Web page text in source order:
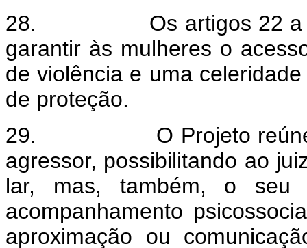
28.
Os artigos 22
garantir às mulheres o
de violência e uma
de proteção.
29.
O Projeto
agressor, possibilitando ao
lar, mas, também, o seu
acompanhamento
aproximação ou